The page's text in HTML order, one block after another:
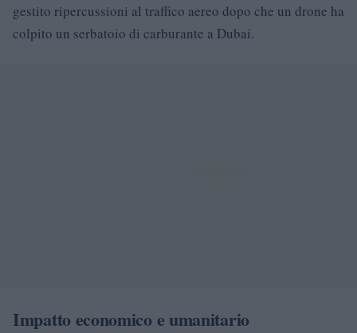
gestito ripercussioni al traffico aereo dopo che un drone ha
colpito un serbatoio di carburante a Dubai.
Impatto economico e umanitario